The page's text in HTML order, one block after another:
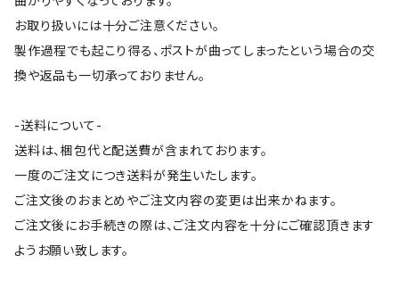
お取り扱いには十分ご注意ください。
製作過程でも起こり得る、ポストが曲ってしまったという場合の交
換や返品も一切承っておりません。
-送料について-
送料は、梱包代と配送費が含まれております。
一度のご注文につき送料が発生いたします。
ご注文後のおまとめやご注文内容の変更は出来かねます。
ご注文後にお手続きの際は、ご注文内容を十分にご確認頂きます
ようお願い致します。